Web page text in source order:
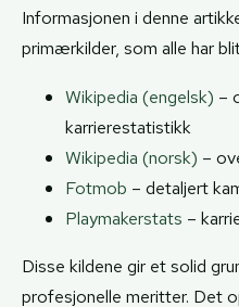
Informasjonen i denne
primærkilder, som alle har
Wikipedia (engelsk) –
karrierestatistikk
Wikipedia (norsk) –
Fotmob – detaljert
Playmakerstats –
Disse kildene gir et solid
profesjonelle meritter. Det